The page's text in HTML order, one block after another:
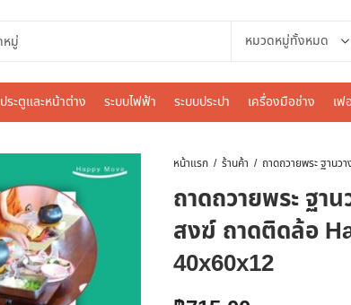
ประตูและหน้าต่าง ระบบไฟฟ้า ระบบประปา เครื่องมือช่าง เฟ
หน้าแรก ร้านค้า
ถาดถวายพระ ฐา
สงฆ์ ถาดติดล้อ
40x60x12